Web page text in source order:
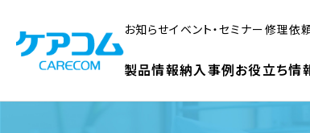
お知らせイベント・セミナー修理依
製品情報納入事例お役立ち情